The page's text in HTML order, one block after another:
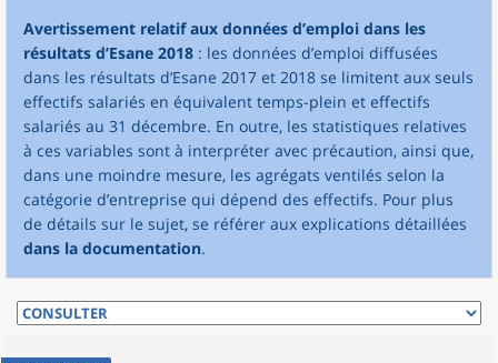
Avertissement relatif aux données d’emploi dans les
résultats d’Esane 2018 : les données d’emploi diffusées
dans les résultats d’Esane 2017 et 2018 se limitent aux seuls
effectifs salariés en équivalent temps-plein et effectifs
salariés au 31 décembre. En outre, les statistiques relatives
à ces variables sont à interpréter avec précaution, ainsi que,
dans une moindre mesure, les agrégats ventilés selon la
catégorie d’entreprise qui dépend des effectifs. Pour plus
de détails sur le sujet, se référer aux explications détaillées
dans la documentation.